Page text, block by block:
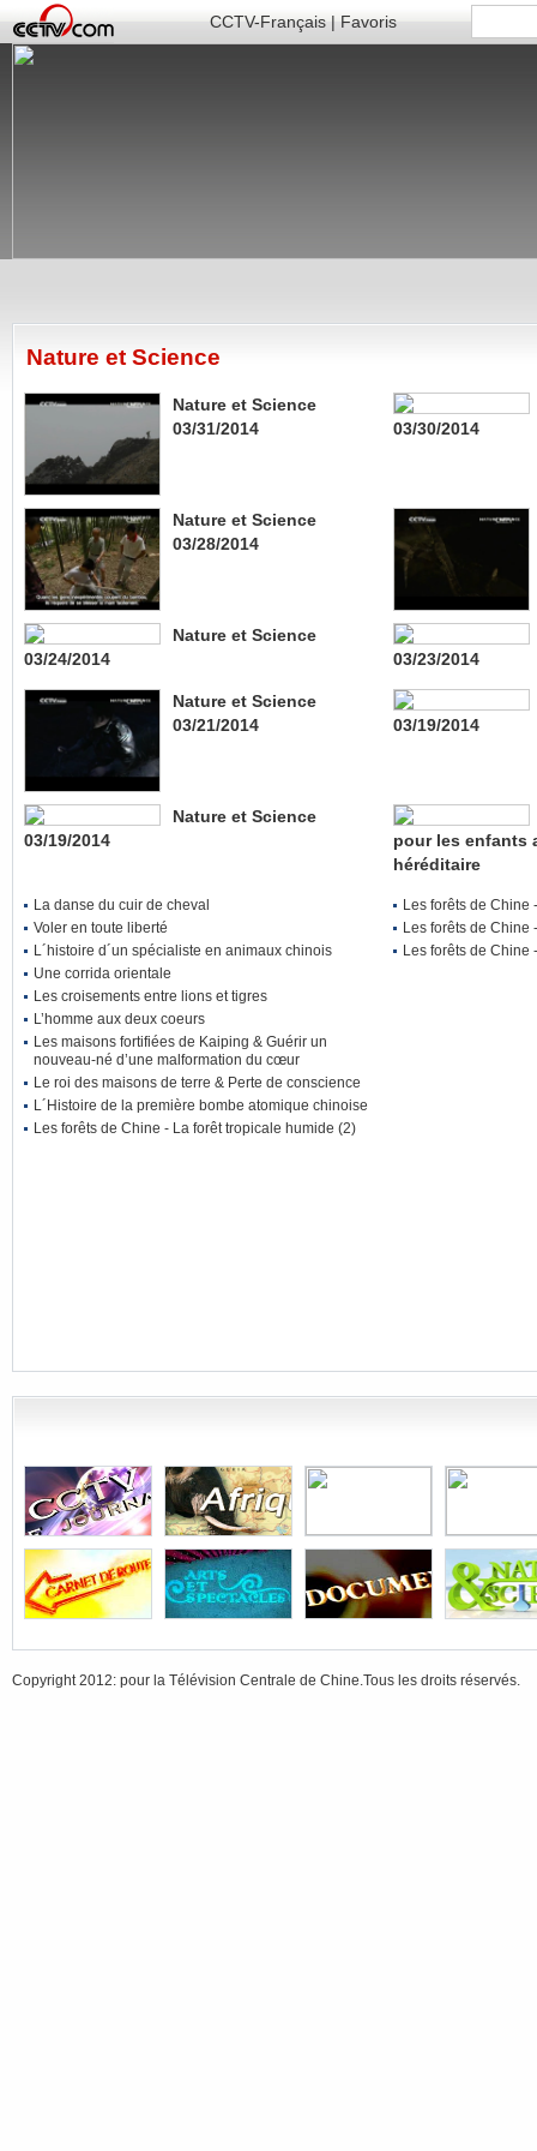
CCTV-Français|Favoris
Nature et Science
Nature et Science
03/31/2014
03/30/2014
Nature et Science
03/28/2014
Nature et Science
03/24/2014
03/23/2014
Nature et Science
03/21/2014
03/19/2014
Nature et Science
03/19/2014
pour les enfants
héréditaire
La danse du cuir de cheval
Voler en toute liberté
L´histoire d´un spécialiste en animaux chinois
Une corrida orientale
Les croisements entre lions et tigres
L’homme aux deux coeurs
Les maisons fortifiées de Kaiping & Guérir un
nouveau-né d’une malformation du cœur
Le roi des maisons de terre & Perte de conscience
L´Histoire de la première bombe atomique chinoise
Les forêts de Chine - La forêt tropicale humide (2)
Les forêts de Chine
Les forêts de Chine
Les forêts de Chine
Copyright 2012: pour la Télévision Centrale de Chine.Tous les droits réservés.